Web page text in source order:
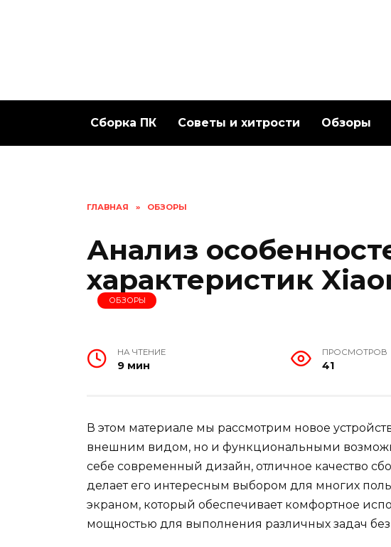
Сборка ПК Советы и хитрости Обзоры
ГЛАВНАЯ » ОБЗОРЫ
Анализ
характеристик
ОБЗОРЫ
НА ЧТЕНИЕ
9 мин
ПРОСМОТРОВ
41
В этом материале мы рассмотрим новое
внешним видом, но и функциональными
себе современный дизайн, отличное качество
делает его интересным выбором для многих
экраном, который обеспечивает комфортное
мощностью для выполнения различных задач